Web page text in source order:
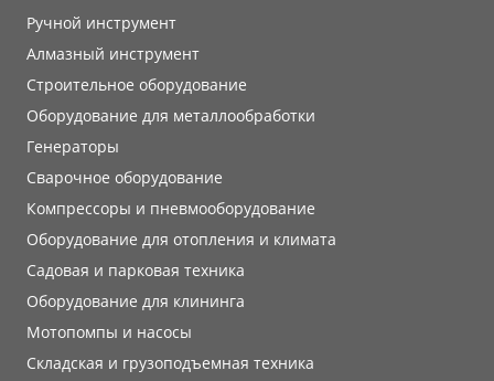
Ручной инструмент
Алмазный инструмент
Строительное оборудование
Оборудование для металлообработки
Генераторы
Сварочное оборудование
Компрессоры и пневмооборудование
Оборудование для отопления и климата
Садовая и парковая техника
Оборудование для клининга
Мотопомпы и насосы
Складская и грузоподъемная техника